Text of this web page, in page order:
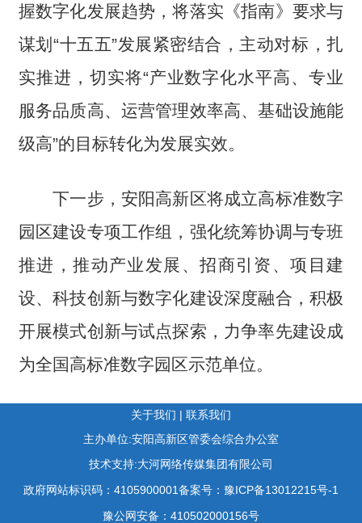
握数字化发展趋势，将落实《指南》要求与
谋划“十五五”发展紧密结合，主动对标，扎
实推进，切实将“产业数字化水平高、专业
服务品质高、运营管理效率高、基础设施能
级高”的目标转化为发展实效。
下一步，安阳高新区将成立高标准数字
园区建设专项工作组，强化统筹协调与专班
推进，推动产业发展、招商引资、项目建
设、科技创新与数字化建设深度融合，积极
开展模式创新与试点探索，力争率先建设成
为全国高标准数字园区示范单位。
关于我们
联系我们
主办单位:安阳高新区管委会综合办公室
技术支持:大河网络传媒集团有限公司
政府网站标识码：4105900001备案号：豫ICP备13012215号-1
豫公网安备：410502000156号